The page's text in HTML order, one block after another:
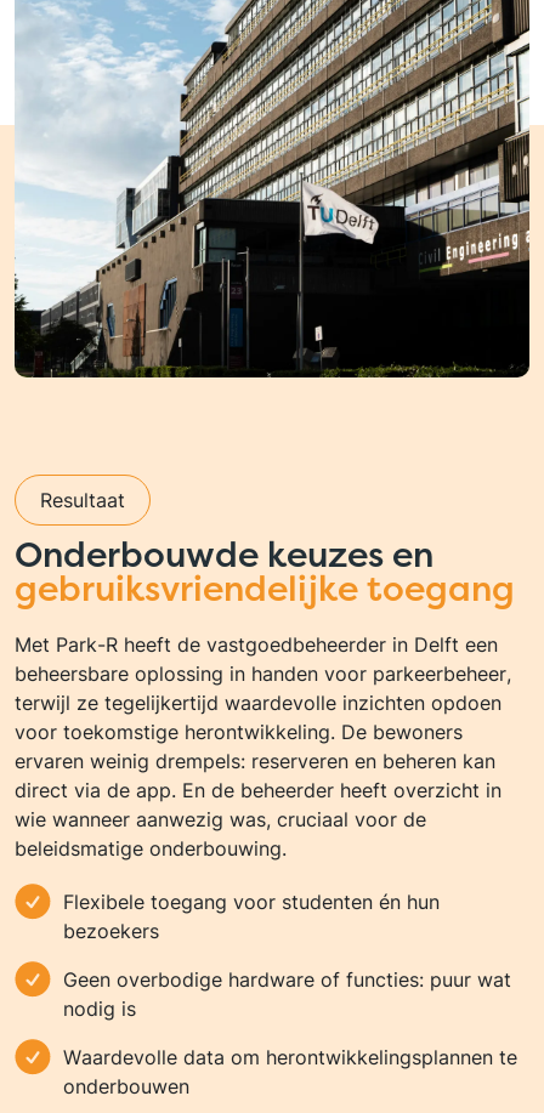
Resultaat
Onderbouwde keuzes en
gebruiksvriendelijke toegang
Met Park-R heeft de vastgoedbeheerder in Delft een
beheersbare oplossing in handen voor parkeerbeheer,
terwijl ze tegelijkertijd waardevolle inzichten opdoen
voor toekomstige herontwikkeling. De bewoners
ervaren weinig drempels: reserveren en beheren kan
direct via de app. En de beheerder heeft overzicht in
wie wanneer aanwezig was, cruciaal voor de
beleidsmatige onderbouwing.
Flexibele toegang voor studenten én hun
bezoekers
Geen overbodige hardware of functies: puur wat
nodig is
Waardevolle data om herontwikkelingsplannen te
onderbouwen